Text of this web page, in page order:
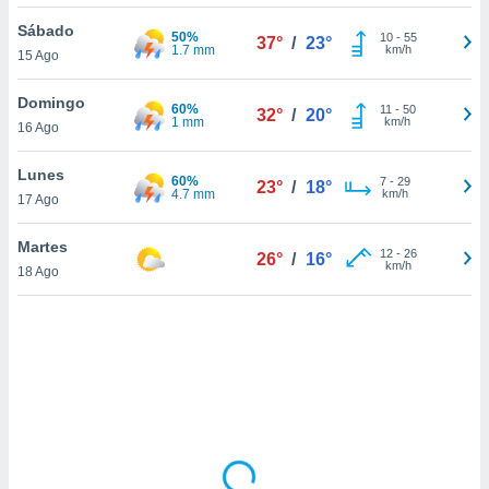
de
sitio
de que
sean
para
ni para
Sábado
15 Ago
50%
1.7 mm
37° / 23° 10- 55
km/h
Domingo
16 Ago
60%
1 mm
32° / 20° 11 - 50
km/h
Lunes
17 Ago
60%
4.7 mm
23° / 18° 7- 29
km/h
Martes
18 Ago
26° / 16° 12- 26
km/h